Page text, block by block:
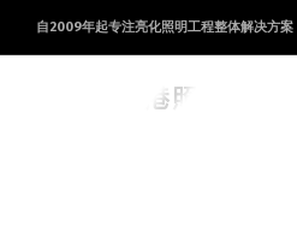
自2009年起专注亮化照明工程整体解决方